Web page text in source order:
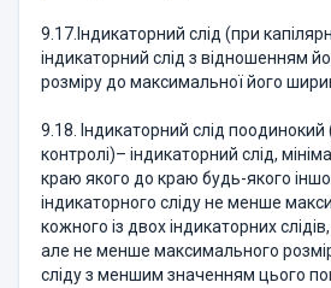
9.17.Індикаторний слід (при
індикаторний слід з відношенням
розміру до максимальної його
9.18. Індикаторний слід
контролі)– індикаторний слід,
краю якого до краю будь-яко­го
індикаторного сліду не менше
кожного із двох індикаторних
але не менше максимального
сліду з меншим значенням цього